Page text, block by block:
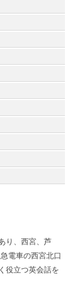
り、西宮、芦
電車の西宮北口
役立つ英会話を